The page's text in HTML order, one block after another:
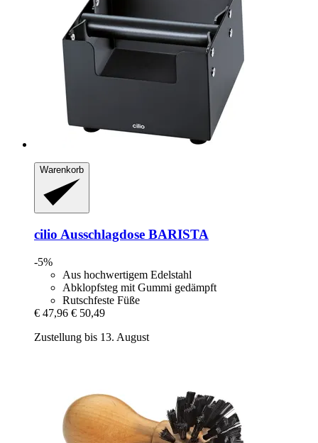
Warenkorb
cilio Ausschlagdose BARISTA
-5%
Aus hochwertigem Edelstahl
Abklopfsteg mit Gummi gedämpft
Rutschfeste Füße
€ 47,96 € 50,49
Zustellung bis 13. August